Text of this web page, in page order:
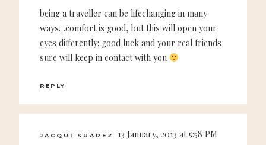
being a traveller can be lifechanging in many
ways…comfort is good, but this will open your
eyes differently: good luck and your real friends
sure will keep in contact with you
REPLY
JACQUI SUAREZ
13 January, 2013 at 5:58 PM